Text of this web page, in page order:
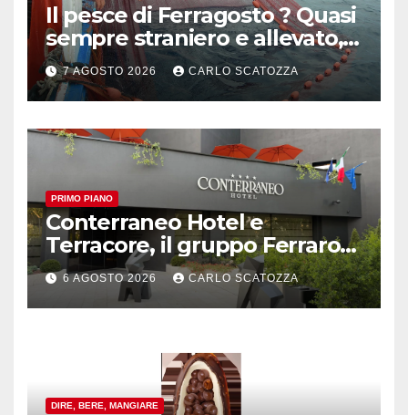
Il pesce di Ferragosto ? Quasi
sempre straniero e allevato,
in sofferenza
7 AGOSTO 2026 CARLO SCATOZZA
PRIMO PIANO
Conterraneo Hotel e
Terracore, il gruppo Ferraro
amplia l’ ospitalità e il gusto
alle porte di Caserta
6 AGOSTO 2026 CARLO SCATOZZA
DIRE, BERE, MANGIARE